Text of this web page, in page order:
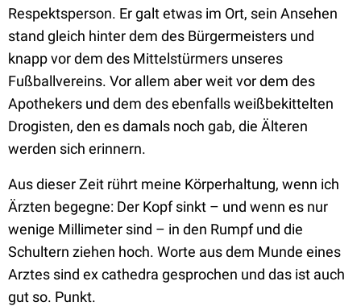
Respektsperson. Er galt etwas im Ort, sein Ansehen
stand gleich hinter dem des Bürgermeisters und
knapp vor dem des Mittelstürmers unseres
Fußballvereins. Vor allem aber weit vor dem des
Apothekers und dem des ebenfalls weißbekittelten
Drogisten, den es damals noch gab, die Älteren
werden sich erinnern.
Aus dieser Zeit rührt meine Körperhaltung, wenn ich
Ärzten begegne: Der Kopf sinkt – und wenn es nur
wenige Millimeter sind – in den Rumpf und die
Schultern ziehen hoch. Worte aus dem Munde eines
Arztes sind ex cathedra gesprochen und das ist auch
gut so. Punkt.